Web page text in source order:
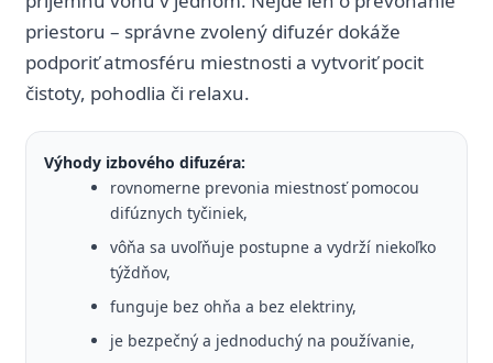
priestoru – správne zvolený difuzér dokáže
podporiť atmosféru miestnosti a vytvoriť pocit
čistoty, pohodlia či relaxu.
Výhody izbového difuzéra:
rovnomerne prevonia miestnosť pomocou
difúznych tyčiniek,
vôňa sa uvoľňuje postupne a vydrží niekoľko
týždňov,
funguje bez ohňa a bez elektriny,
je bezpečný a jednoduchý na používanie,